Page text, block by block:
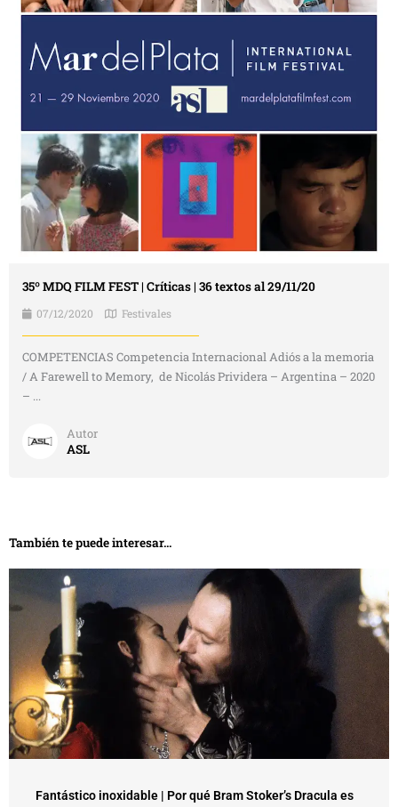
35º MDQ FILM FEST | Críticas | 36 textos al 29/11/20
07/12/2020 Festivales
COMPETENCIAS Competencia Internacional Adiós a la memoria
/ A Farewell to Memory, de Nicolás Prividera – Argentina – 2020
– ...
Autor
ASL
También te puede interesar...
Fantástico inoxidable | Por qué Bram Stoker’s Dracula es